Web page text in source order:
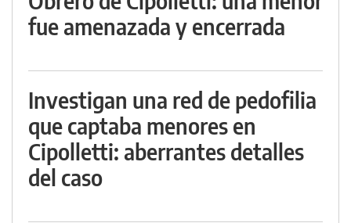
fue amenazada y encerrada
Investigan una red de pedofilia
que captaba menores en
Cipolletti: aberrantes detalles
del caso